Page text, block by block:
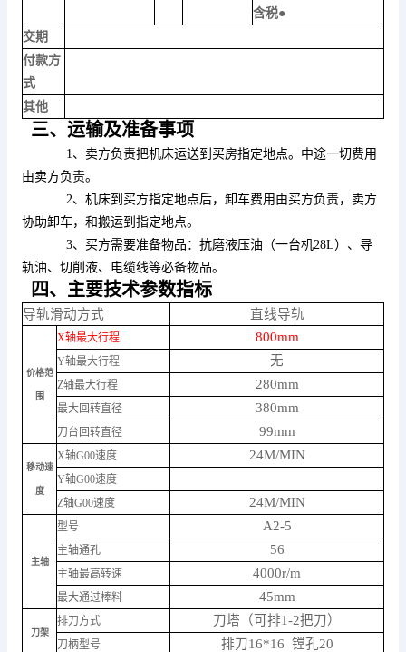
含税●
交期
付款方
式
其他
三、运输及准备事项
1、卖方负责把机床运送到买房指定地点。中途一切费用
由卖方负责。
2、机床到买方指定地点后，卸车费用由买方负责，卖方
协助卸车，和搬运到指定地点。
3、买方需要准备物品：抗磨液压油（一台机28L）、导
轨油、切削液、电缆线等必备物品。
四、主要技术参数指标
导轨滑动方式 直线导轨
价格范
围
X轴最大行程 800mm
Y轴最大行程 无
Z轴最大行程 280mm
最大回转直径 380mm
刀台回转直径 99mm
移动速
度
X轴G00速度 24M/MIN
Y轴G00速度
Z轴G00速度
24M/MIN
主轴
型号 A2-5
主轴通孔 56
主轴最高转速 4000r/m
最大通过棒料 45mm
刀架
排刀方式 刀塔（可 排1-2把刀）
刀柄型号 排刀16*16 镗孔20